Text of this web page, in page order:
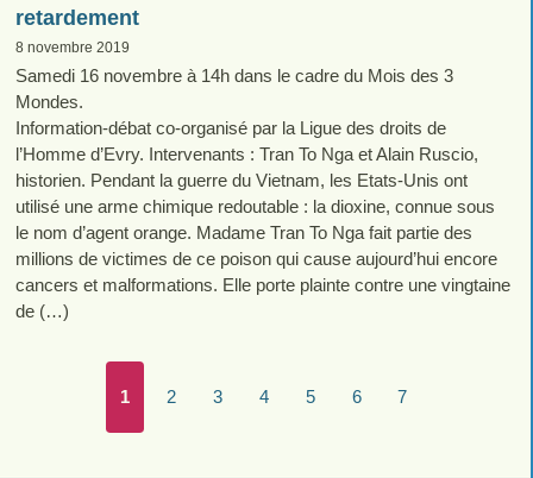
retardement
8 novembre 2019
Samedi 16 novembre à 14h dans le cadre du Mois des 3
Mondes.
Information-débat co-organisé par la Ligue des droits de
l’Homme d’Evry. Intervenants : Tran To Nga et Alain Ruscio,
historien. Pendant la guerre du Vietnam, les Etats-Unis ont
utilisé une arme chimique redoutable : la dioxine, connue sous
le nom d’agent orange. Madame Tran To Nga fait partie des
millions de victimes de ce poison qui cause aujourd’hui encore
cancers et malformations. Elle porte plainte contre une vingtaine
de (…)
1 2 3 4 5 6 7